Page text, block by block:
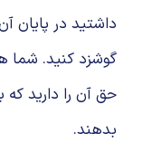
داشتید در پایان
گوشزد کنید. شما
حق آن را دارید
بدهند.